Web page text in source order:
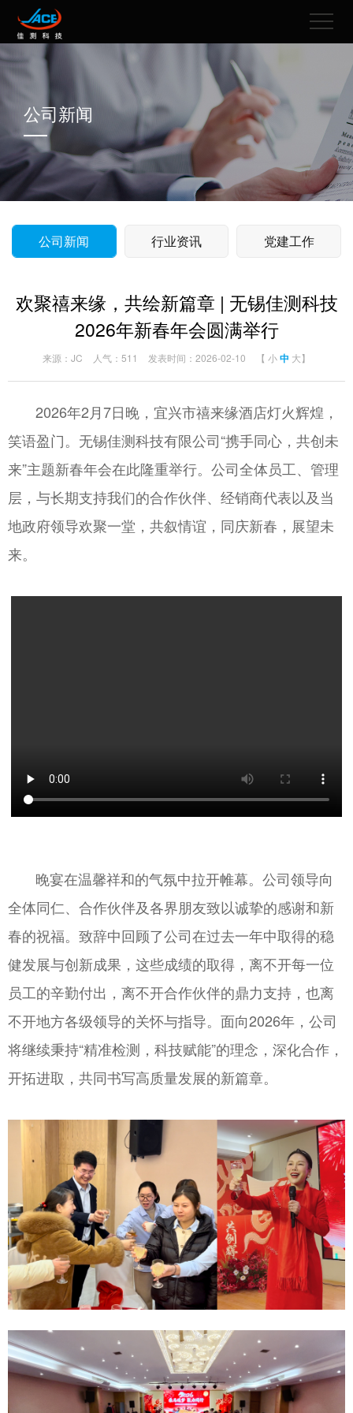
公司新闻
公司新闻 行业资讯 党建工作
欢聚禧来缘，共绘新篇章 | 无锡佳测科技
2026年新春年会圆满举行
来源：JC 人气：511 发表时间：2026-02-10 【 小中 大】
2026年2月7日晚，宜兴市禧来缘酒店灯火辉煌，
笑语盈门。无锡佳测科技有限公司“携手同心，共创未
来”主题新春年会在此隆重举行。公司全体员工、管理
层，与长期支持我们的合作伙伴、经销商代表以及当
地政府领导欢聚一堂，共叙情谊，同庆新春，展望未
来。
晚宴在温馨祥和的气氛中拉开帷幕。公司领导向
全体同仁、合作伙伴及各界朋友致以诚挚的感谢和新
春的祝福。致辞中回顾了公司在过去一年中取得的稳
健发展与创新成果，这些成绩的取得，离不开每一位
员工的辛勤付出，离不开合作伙伴的鼎力支持，也离
不开地方各级领导的关怀与指导。面向2026年，公司
将继续秉持“精准检测，科技赋能”的理念，深化合作，
开拓进取，共同书写高质量发展的新篇章。